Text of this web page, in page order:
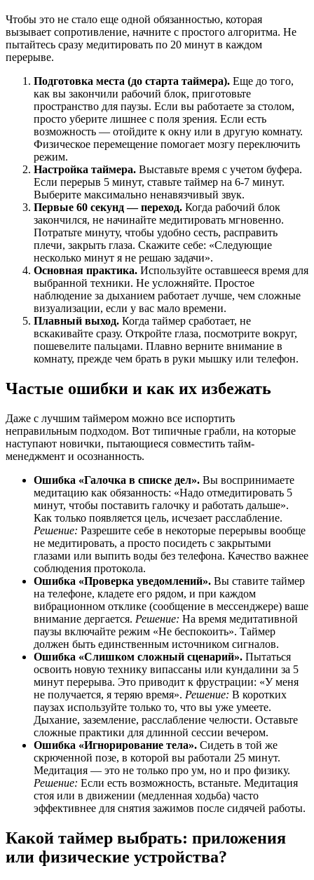
Чтобы это не стало еще одной обязанностью, которая
вызывает сопротивление, начните с простого алгоритма. Не
пытайтесь сразу медитировать по 20 минут в каждом
перерыве.
Подготовка места (до старта таймера). Еще до того,
как вы закончили рабочий блок, приготовьте
пространство для паузы. Если вы работаете за столом,
просто уберите лишнее с поля зрения. Если есть
возможность — отойдите к окну или в другую комнату.
Физическое перемещение помогает мозгу переключить
режим.
Настройка таймера. Выставьте время с учетом буфера.
Если перерыв 5 минут, ставьте таймер на 6-7 минут.
Выберите максимально ненавязчивый звук.
Первые 60 секунд — переход. Когда рабочий блок
закончился, не начинайте медитировать мгновенно.
Потратьте минуту, чтобы удобно сесть, расправить
плечи, закрыть глаза. Скажите себе: «Следующие
несколько минут я не решаю задачи».
Основная практика. Используйте оставшееся время для
выбранной техники. Не усложняйте. Простое
наблюдение за дыханием работает лучше, чем сложные
визуализации, если у вас мало времени.
Плавный выход. Когда таймер сработает, не
вскакивайте сразу. Откройте глаза, посмотрите вокруг,
пошевелите пальцами. Плавно верните внимание в
комнату, прежде чем брать в руки мышку или телефон.
Частые ошибки и как их избежать
Даже с лучшим таймером можно все испортить
неправильным подходом. Вот типичные грабли, на которые
наступают новички, пытающиеся совместить тайм-
менеджмент и осознанность.
Ошибка «Галочка в списке дел». Вы воспринимаете
медитацию как обязанность: «Надо отмедитировать 5
минут, чтобы поставить галочку и работать дальше».
Как только появляется цель, исчезает расслабление.
Решение: Разрешите себе в некоторые перерывы вообще
не медитировать, а просто посидеть с закрытыми
глазами или выпить воды без телефона. Качество важнее
соблюдения протокола.
Ошибка «Проверка уведомлений». Вы ставите таймер
на телефоне, кладете его рядом, и при каждом
вибрационном отклике (сообщение в мессенджере) ваше
внимание дергается. Решение: На время медитативной
паузы включайте режим «Не беспокоить». Таймер
должен быть единственным источником сигналов.
Ошибка «Слишком сложный сценарий». Пытаться
освоить новую технику випассаны или кундалини за 5
минут перерыва. Это приводит к фрустрации: «У меня
не получается, я теряю время». Решение: В коротких
паузах используйте только то, что вы уже умеете.
Дыхание, заземление, расслабление челюсти. Оставьте
сложные практики для длинной сессии вечером.
Ошибка «Игнорирование тела». Сидеть в той же
скрюченной позе, в которой вы работали 25 минут.
Медитация — это не только про ум, но и про физику.
Решение: Если есть возможность, встаньте. Медитация
стоя или в движении (медленная ходьба) часто
эффективнее для снятия зажимов после сидячей работы.
Какой таймер выбрать: приложения
или физические устройства?